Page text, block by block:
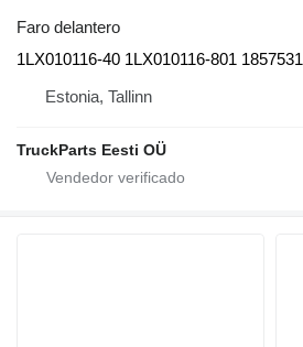
Faro delantero
1LX010116-40 1LX010116-801 1857531
Estonia, Tallinn
TruckParts Eesti OÜ